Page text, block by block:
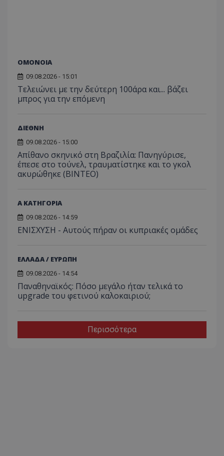
ΟΜΟΝΟΙΑ
09.08.2026 - 15:01
Τελειώνει με την δεύτερη 100άρα και... βάζει
μπρος για την επόμενη
ΔΙΕΘΝΗ
09.08.2026 - 15:00
Απίθανο σκηνικό στη Βραζιλία: Πανηγύρισε,
έπεσε στο τούνελ, τραυματίστηκε και το γκολ
ακυρώθηκε (BINTEO)
Α ΚΑΤΗΓΟΡΙΑ
09.08.2026 - 14:59
ΕΝΙΣΧΥΣΗ - Αυτούς πήραν οι κυπριακές ομάδες
ΕΛΛΑΔΑ / ΕΥΡΩΠΗ
09.08.2026 - 14:54
Παναθηναϊκός: Πόσο μεγάλο ήταν τελικά το
upgrade του φετινού καλοκαιριού;
Περισσότερα